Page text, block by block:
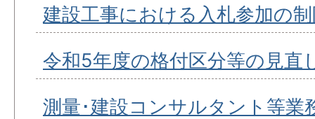
建設工事における入札参加の
令和5年度の格付区分等の見直
測量･建設コンサルタント等業